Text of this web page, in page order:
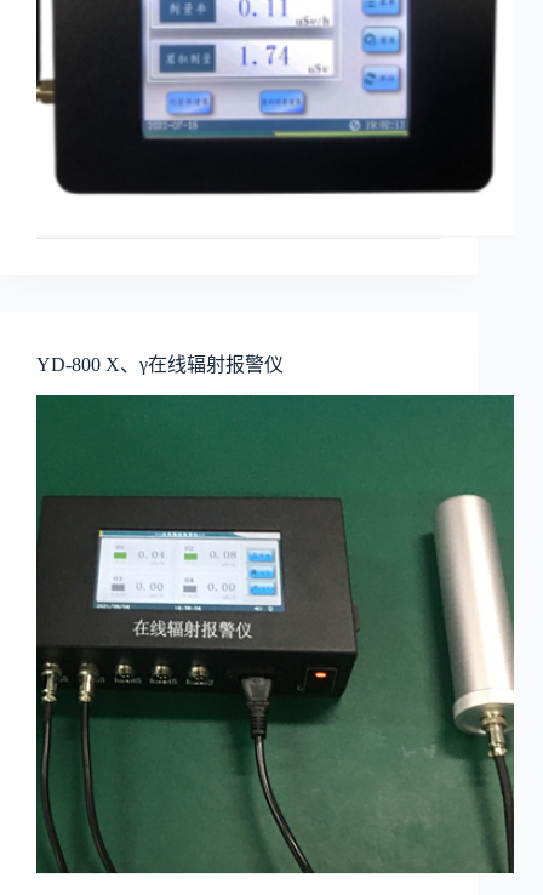
YD-800 X、γ在线辐射报警仪